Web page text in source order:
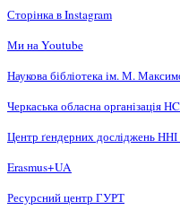
Сторінка в Instagram
Ми на Youtube
Наукова бібліотека ім. М.
Черкаська обласна організація
Центр ґендерних досліджень
Erasmus+UA
Ресурсний центр ГУРТ